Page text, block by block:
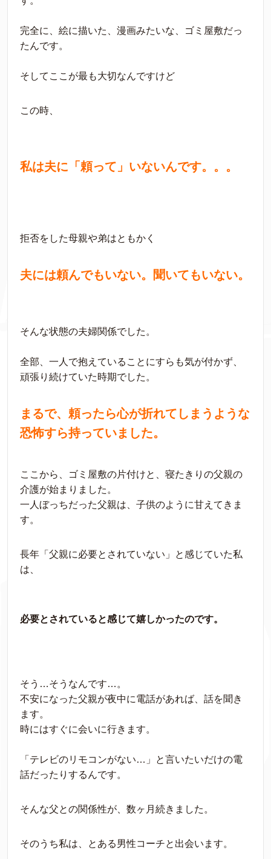
完全に、絵に描いた、漫画みたいな、ゴミ屋敷だっ
たんです。
そしてここが最も大切なんですけど
この時、
私は夫に「頼って」いないんです。。。
拒否をした母親や弟はともかく
夫には頼んでもいない。聞いてもいない。
そんな状態の夫婦関係でした。
全部、一人で抱えていることにすらも気が付かず、
頑張り続けていた時期でした。
まるで、頼ったら心が折れてしまうような
恐怖すら持っていました。
ここから、ゴミ屋敷の片付けと、寝たきりの父親の
介護が始まりました。
一人ぼっちだった父親は、子供のように甘えてきま
す。
長年「父親に必要とされていない」と感じていた私
は、
必要とされていると感じて嬉しかったのです。
そう…そうなんです…。
不安になった父親が夜中に電話があれば、話を聞き
ます。
時にはすぐに会いに行きます。
「テレビのリモコンがない…」と言いたいだけの電
話だったりするんです。
そんな父との関係性が、数ヶ月続きました。
そのうち私は、とある男性コーチと出会います。